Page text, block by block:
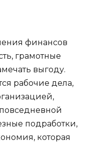
финансов
грамотные
выгоду.
рабочие дела,
подработки,
которая